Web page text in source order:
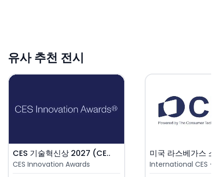
유사 추천 전시
CES 기술혁신상 2027 (CE..
CES Innovation Awards
International CES -